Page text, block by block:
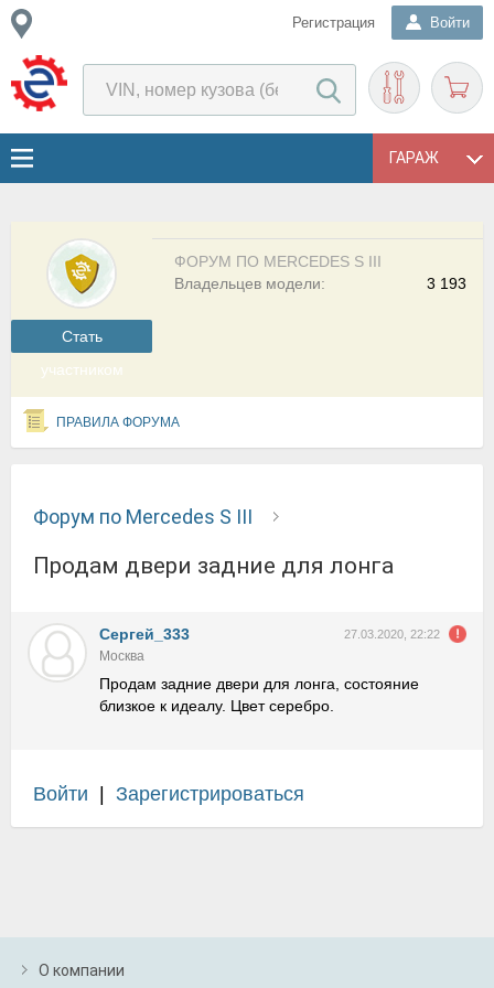
Регистрация Войти
ГАРАЖ
Cтать
участником
ФОРУМ ПО MERCEDES S III
3 193
Владельцев модели:
ПРАВИЛА ФОРУМА
Форум по Mercedes S III
Продам двери задние для лонга
Сергей_333 27.03.2020, 22:22
Москва
Продам задние двери для лонга, состояние
близкое к идеалу. Цвет серебро.
Войти Зарегистрироваться
О компании